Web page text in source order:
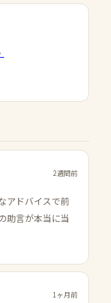
2週間前
アドバイスで前
助言が本当に当
1ヶ月前